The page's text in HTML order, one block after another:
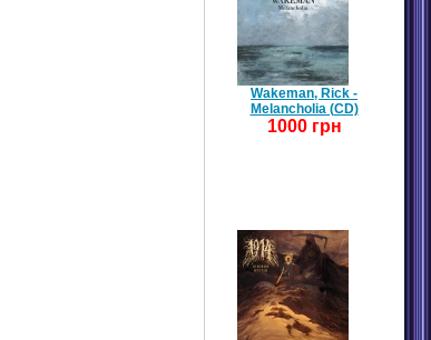
Wakeman, Rick -
Melancholia (CD)
1000 грн